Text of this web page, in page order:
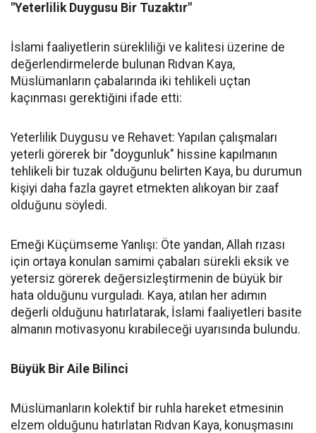
"Yeterlilik Duygusu Bir Tuzaktır"
İslami faaliyetlerin sürekliliği ve kalitesi üzerine de
değerlendirmelerde bulunan Rıdvan Kaya,
Müslümanların çabalarında iki tehlikeli uçtan
kaçınması gerektiğini ifade etti:
Yeterlilik Duygusu ve Rehavet: Yapılan çalışmaları
yeterli görerek bir "doygunluk" hissine kapılmanın
tehlikeli bir tuzak olduğunu belirten Kaya, bu durumun
kişiyi daha fazla gayret etmekten alıkoyan bir zaaf
olduğunu söyledi.
Emeği Küçümseme Yanlışı: Öte yandan, Allah rızası
için ortaya konulan samimi çabaları sürekli eksik ve
yetersiz görerek değersizleştirmenin de büyük bir
hata olduğunu vurguladı. Kaya, atılan her adımın
değerli olduğunu hatırlatarak, İslami faaliyetleri basite
almanın motivasyonu kırabileceği uyarısında bulundu.
Büyük Bir Aile Bilinci
Müslümanların kolektif bir ruhla hareket etmesinin
elzem olduğunu hatırlatan Rıdvan Kaya, konuşmasını